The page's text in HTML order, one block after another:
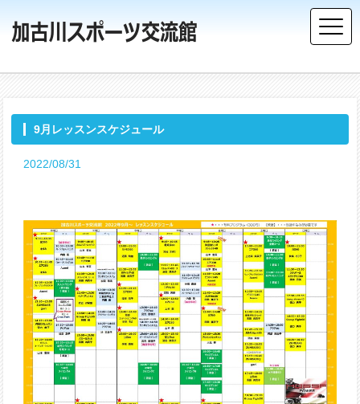
9月レッスンスケジュール
2022/08/31